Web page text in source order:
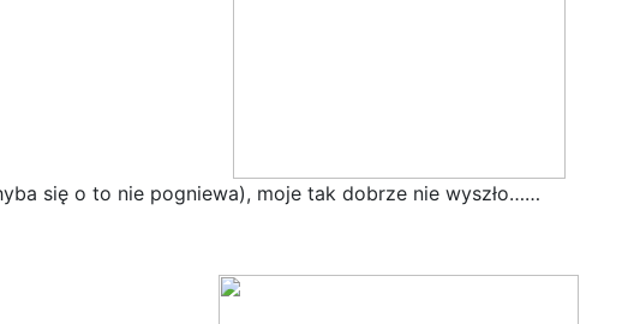
się o to nie pogniewa), moje tak dobrze nie wyszło……